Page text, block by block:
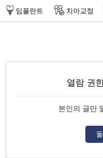
임플란트 치아교정
열람 권
본인의 글만